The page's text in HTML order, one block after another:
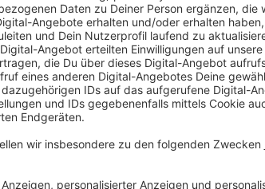
Bei der Corehelper-App kann man sich
Herzinfarkt als Ersthelfer zum Geschehen
Zum Tag der Lebensretterinnen und
Corehelper-App nutzen. Aber auch die, die
Beispiel das Deutsche Rote Kreuz, der
Erste-Hilfe-Schule.
Neben Ausstellungen der Vereine wird es